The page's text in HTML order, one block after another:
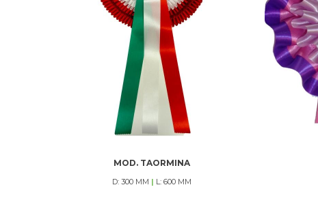
MOD. TAORMINA
D: 300 MM | L: 600 MM